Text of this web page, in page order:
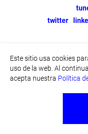
Este sitio usa cookies
uso de la web. Al
acepta nuestra Política
twitter